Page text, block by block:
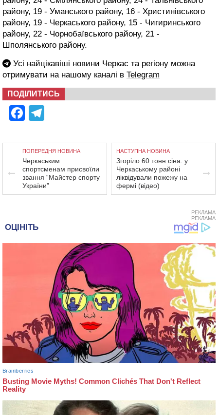
району, 19 - Уманського району, 16 - Христинівського
району, 19 - Черкаського району, 15 - Чигиринського
району, 22 - Чорнобаївського району, 21 -
Шполянського району.
Усі найцікавіші новини Черкас та регіону можна
отримувати на нашому каналі в Telegram
ПОДІЛИТИСЬ
Facebook
ПОПЕРЕДНЯ НОВИНА
Черкаським
спортсменам присвоїли
звання “Майстер спорту
України”
НАСТУПНА НОВИНА
Згоріло 60 тонн сіна: у
Черкаському районі
ліквідували пожежу на
фермі (відео)
РЕКЛАМА
РЕКЛАМА